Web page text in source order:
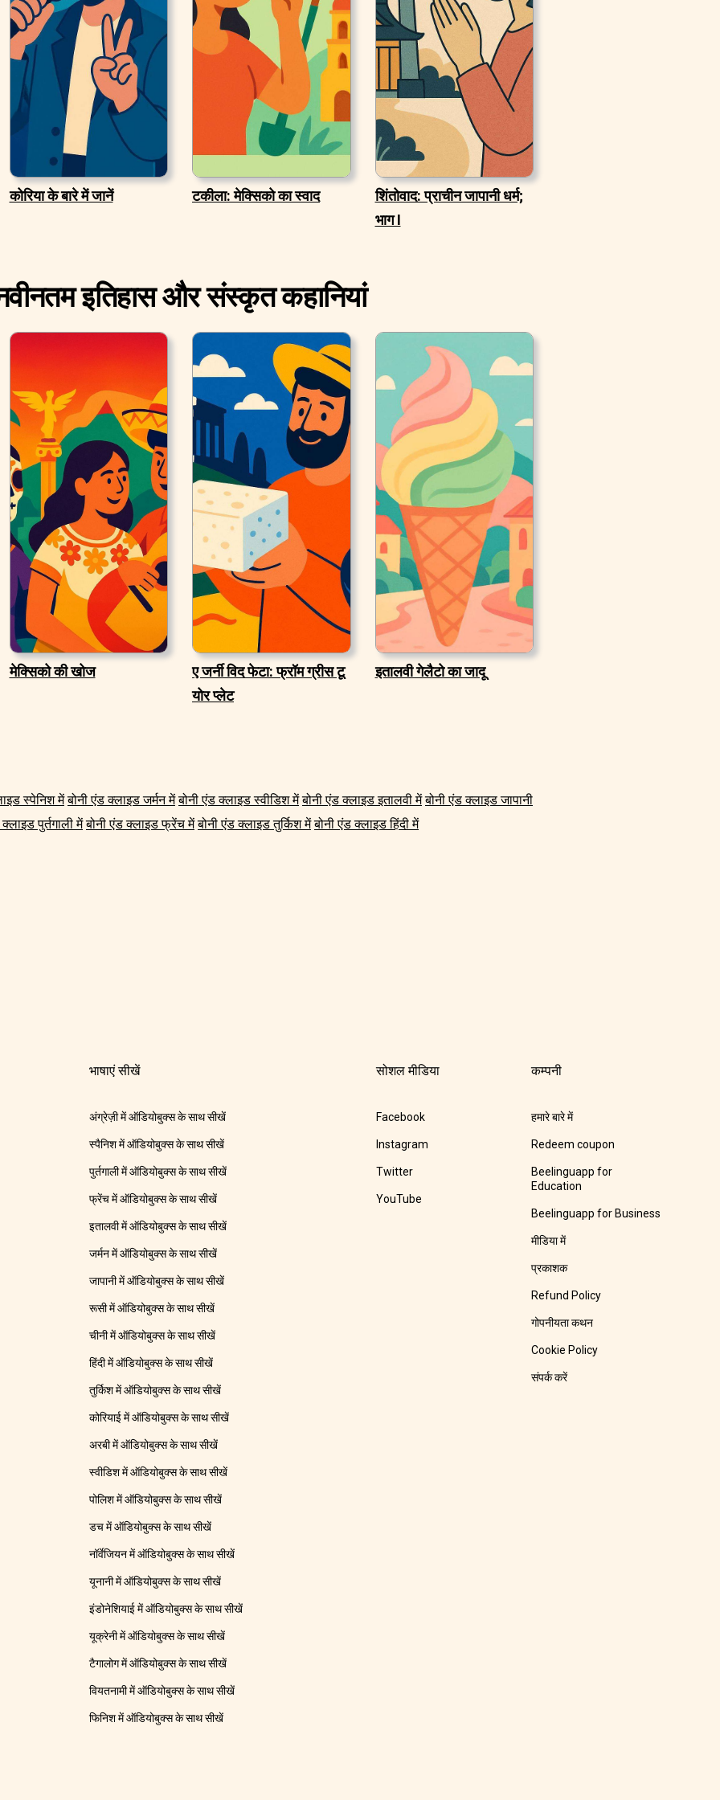
कोरिया के बारे में जानें टकीला: मेक्सिको का स्वाद
शिंतोवाद: प्राचीन जापानी धर्म;
भाग I
इतिहास और संस्कृत कहानियां
मेक्सिको की खोज
ए जर्नी विद फेटा: फ्रॉम ग्रीस टू
योर प्लेट
इतालवी गेलैटो का जादू
स्पेनिश में बोनी एंड क्लाइड जर्मन में बोनी एंड क्लाइड स्वीडिश में बोनी एंड क्लाइड इतालवी में बोनी एंड क्लाइड जापानी
पुर्तगाली में बोनी एंड क्लाइड फ्रेंच में बोनी एंड क्लाइड तुर्किश में बोनी एंड क्लाइड हिंदी में
भाषाएं सीखें
अंग्रेज़ी में ऑडियोबुक्स के साथ सीखें
स्पैनिश में ऑडियोबुक्स के साथ सीखें
पुर्तगाली में ऑडियोबुक्स के साथ सीखें
फ्रेंच में ऑडियोबुक्स के साथ सीखें
इतालवी में ऑडियोबुक्स के साथ सीखें
जर्मन में ऑडियोबुक्स के साथ सीखें
जापानी में ऑडियोबुक्स के साथ सीखें
रूसी में ऑडियोबुक्स के साथ सीखें
चीनी में ऑडियोबुक्स के साथ सीखें
हिंदी में ऑडियोबुक्स के साथ सीखें
तुर्किश में ऑडियोबुक्स के साथ सीखें
कोरियाई में ऑडियोबुक्स के साथ सीखें
अरबी में ऑडियोबुक्स के साथ सीखें
स्वीडिश में ऑडियोबुक्स के साथ सीखें
पोलिश में ऑडियोबुक्स के साथ सीखें
डच में ऑडियोबुक्स के साथ सीखें
नॉर्वेजियन में ऑडियोबुक्स के साथ सीखें
यूनानी में ऑडियोबुक्स के साथ सीखें
इंडोनेशियाई में ऑडियोबुक्स के साथ सीखें
यूक्रेनी में ऑडियोबुक्स के साथ सीखें
टैगालोग में ऑडियोबुक्स के साथ सीखें
वियतनामी में ऑडियोबुक्स के साथ सीखें
फिनिश में ऑडियोबुक्स के साथ सीखें
सोशल मीडिया
Facebook
Instagram
Twitter
YouTube
कम्पनी
हमारे बारे में
Redeem coupon
Beelinguapp for
Education
Beelinguapp for Business
मीडिया में
प्रकाशक
Refund Policy
गोपनीयता कथन
Cookie Policy
संपर्क करें